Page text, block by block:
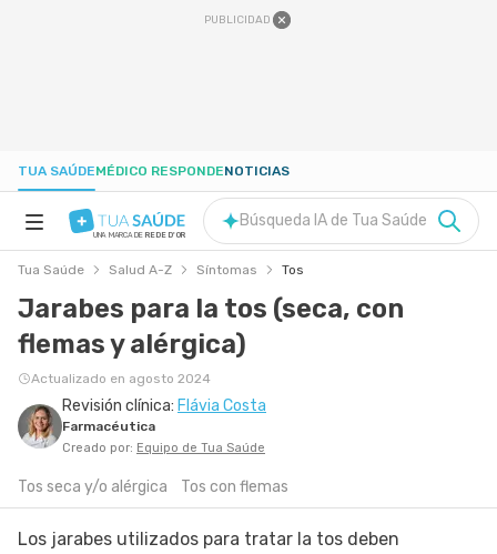
PUBLICIDAD
TUA SAÚDEMÉDICO RESPONDENOTICIAS
NUTRICIÓN
EMBARAZO
SIGUE TUA SAÚDE EN LAS REDES SOCIALES
UNA MARCA DE REDE D'OR
Búsqueda IA de Tua Saúde
Tua Saúde Salud A-Z Síntomas Tos
Jarabes para la tos (seca, con
flemas y alérgica)
Actualizado en agosto 2024
Revisión clínica: Flávia Costa
Farmacéutica
Creado por: Equipo de Tua Saúde
Tos seca y/o alérgica Tos con flemas
Los jarabes utilizados para tratar la tos deben